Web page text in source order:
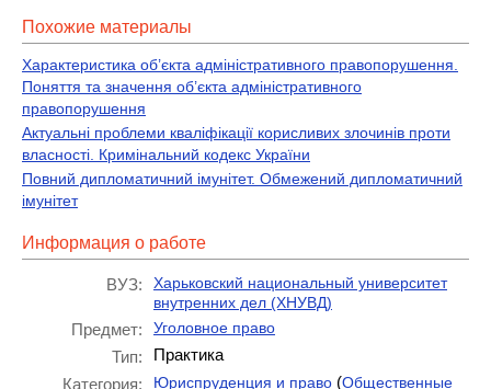
Похожие материалы
Характеристика об’єкта адміністративного правопорушення.
Поняття та значення об’єкта адміністративного
правопорушення
Актуальні проблеми кваліфікації корисливих злочинів проти
власності. Кримінальний кодекс України
Повний дипломатичний імунітет. Обмежений дипломатичний
імунітет
Информация о работе
ВУЗ:
Харьковский национальный университет
внутренних дел (ХНУВД)
Предмет: Уголовное право
Тип:
Практика
Категория:
Юриспруденция и право (Общественные